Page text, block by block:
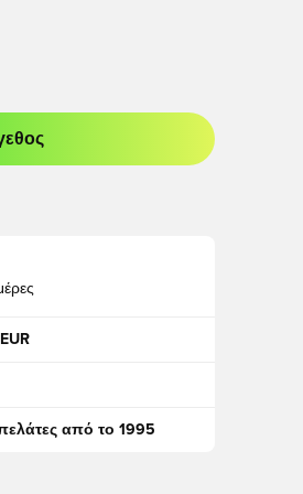
εγγραφείτε ως μέλος
από το 1995